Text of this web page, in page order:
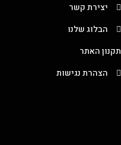
יצירת קשר
הבלוג שלנו
תקנון האתר
הצהרת נגישות